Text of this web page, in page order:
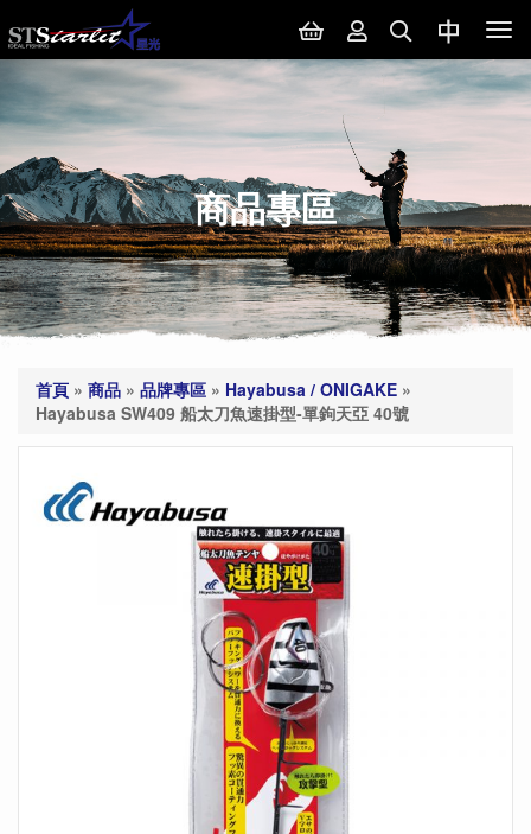
商品專區
首頁 » 商品 » 品牌專區 » Hayabusa / ONIGAKE »
Hayabusa SW409 船太刀魚速掛型-單鉤天亞 40號